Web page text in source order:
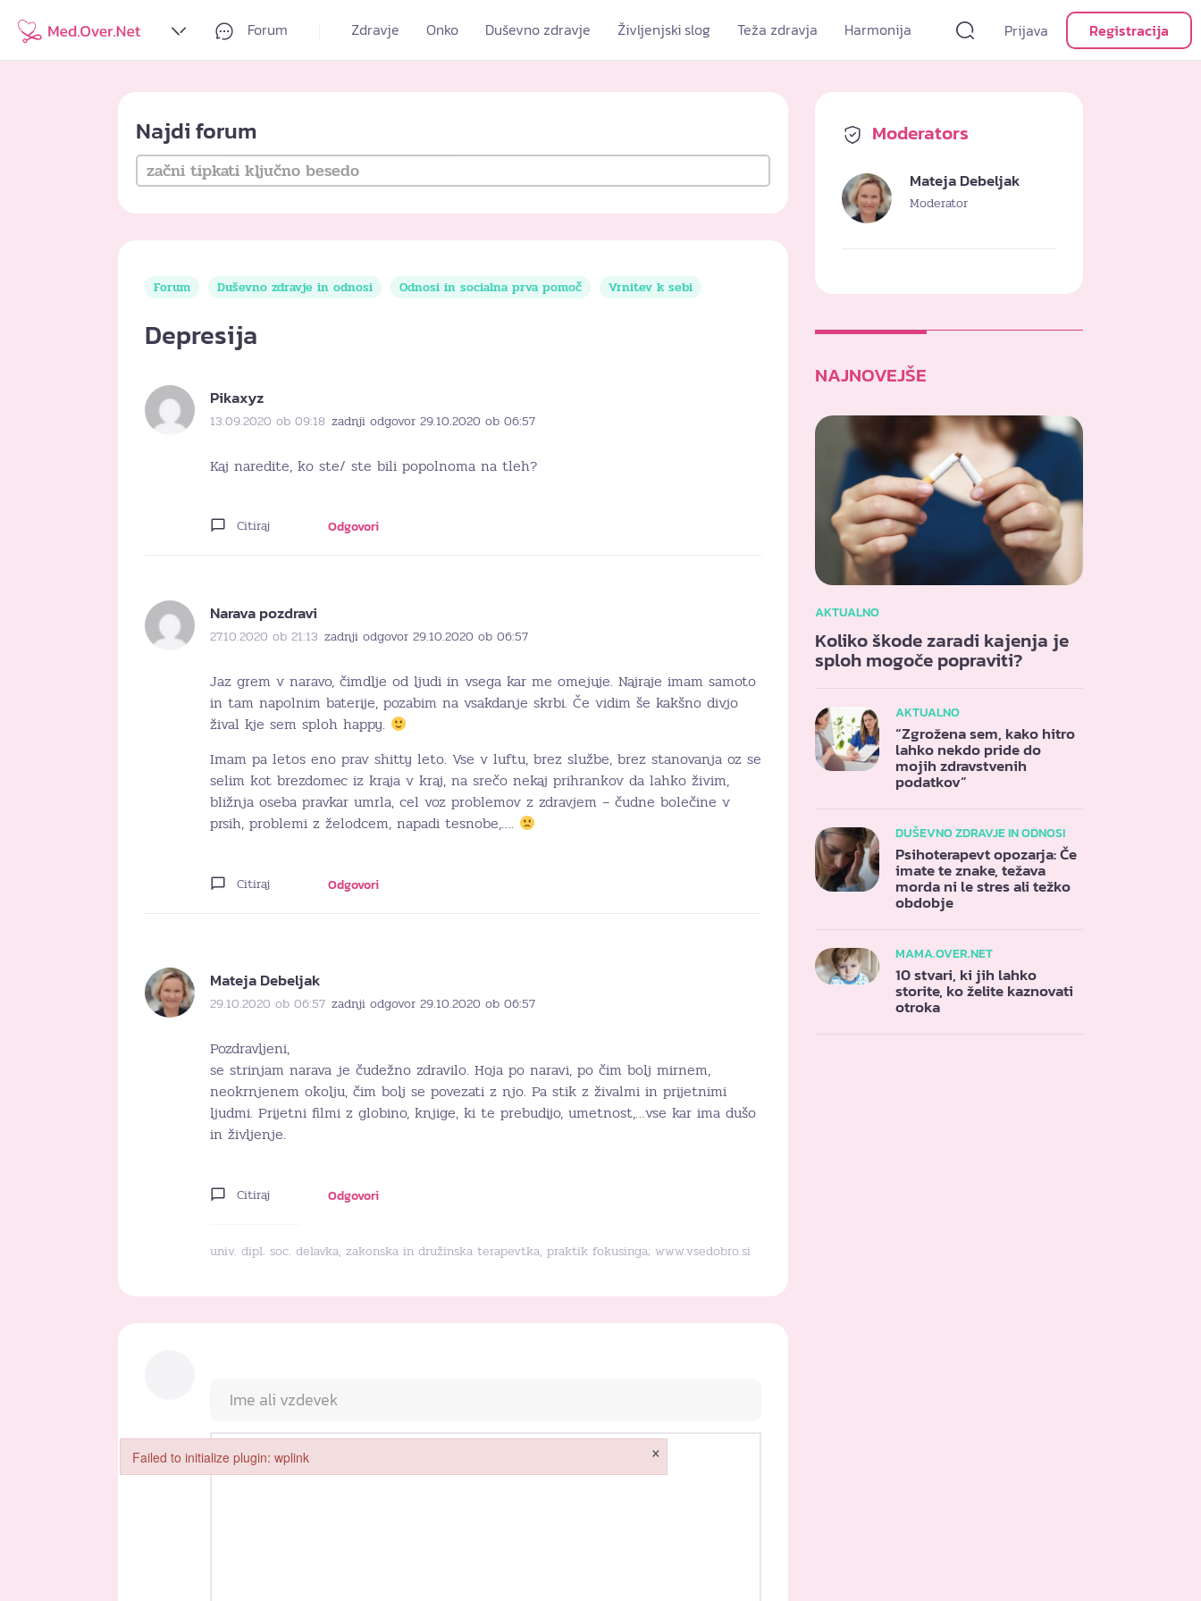
Forum Zdravje Onko Duševno zdravje Življenjski slog Teža zdravja Harmonija Prijava Registracija
Najdi forum
Forum Duševno zdravje in odnosi Odnosi in socialna prva pomoč Vrnitev k sebi
Depresija
Pikaxyz
13.09.2020 ob 09:18 zadnji odgovor 29.10.2020 ob 06:57
Kaj naredite, ko ste/ ste bili popolnoma na tleh?
Citiraj Odgovori
Narava pozdravi
27.10.2020 ob 21:13 zadnji odgovor 29.10.2020 ob 06:57
Jaz grem v naravo, čimdlje od ljudi in vsega kar me omejuje. Najraje imam samoto
in tam napolnim baterije, pozabim na vsakdanje skrbi. Če vidim še kakšno divjo
žival kje sem sploh happy.
Imam pa letos eno prav shitty leto. Vse v luftu, brez službe, brez stanovanja oz se
selim kot brezdomec iz kraja v kraj, na srečo nekaj prihrankov da lahko živim,
bližnja oseba pravkar umrla, cel voz problemov z zdravjem – čudne bolečine v
prsih, problemi z želodcem, napadi tesnobe,….
Citiraj Odgovori
Mateja Debeljak
29.10.2020 ob 06:57 zadnji odgovor 29.10.2020 ob 06:57
Pozdravljeni,
se strinjam narava je čudežno zdravilo. Hoja po naravi, po čim bolj mirnem,
neokrnjenem okolju, čim bolj se povezati z njo. Pa stik z živalmi in prijetnimi
ljudmi. Prijetni filmi z globino, knjige, ki te prebudijo, umetnost,…vse kar ima dušo
in življenje.
Citiraj Odgovori
univ. dipl. soc. delavka, zakonska in družinska terapevtka, praktik fokusinga; www.vsedobro.si
Moderators
Mateja Debeljak
Moderator
NAJNOVEJŠE
AKTUALNO
Koliko škode zaradi kajenja je
sploh mogoče popraviti?
AKTUALNO
“Zgrožena sem, kako hitro
lahko nekdo pride do
mojih zdravstvenih
podatkov”
DUŠEVNO ZDRAVJE IN ODNOSI
Psihoterapevt opozarja: Če
imate te znake, težava
morda ni le stres ali težko
obdobje
MAMA.OVER.NET
10 stvari, ki jih lahko
storite, ko želite kaznovati
otroka
Failed to initialize plugin: wplink ×
Failed to initialize plugin: wplink